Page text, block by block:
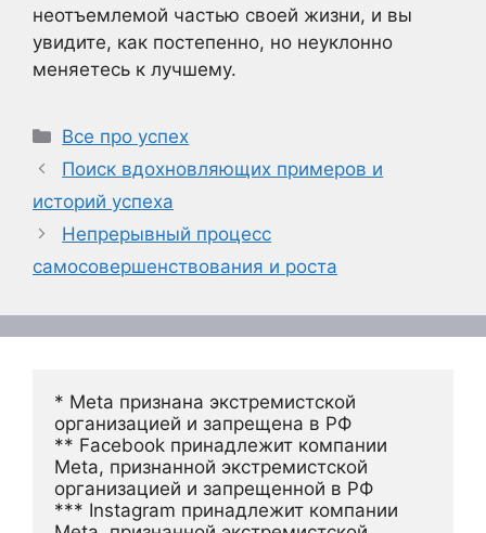
неотъемлемой частью своей жизни, и вы
увидите, как постепенно, но неуклонно
меняетесь к лучшему.
Рубрики
Все про успех
Поиск вдохновляющих примеров и
историй успеха
Непрерывный процесс
самосовершенствования и роста
* Meta признана экстремистской
организацией и запрещена в РФ
** Facebook принадлежит компании
Meta, признанной экстремистской
организацией и запрещенной в РФ
*** Instagram принадлежит компании